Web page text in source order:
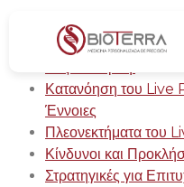
Δυναμική Εμπειρία
του Live pame
Κατανόηση του Live
Έννοιες
Πλεονεκτήματα του
Κίνδυνοι και
Στρατηγικές για